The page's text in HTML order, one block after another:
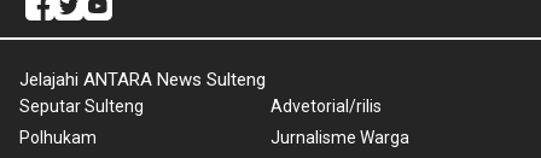
Jelajahi ANTARA News Sulteng
Seputar Sulteng
Polhukam
Advetorial/rilis
Jurnalisme Warga